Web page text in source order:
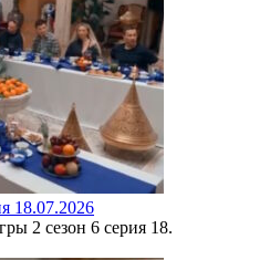
18.07.2026
2 сезон 6 серия 18.